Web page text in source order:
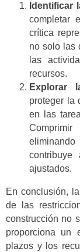
Identificar
completar
crítica
no solo las
las
recursos.
Explorar
proteger la
en las
ajustados.
En conclusión,
de las
construcción no
proporciona un
plazos y los